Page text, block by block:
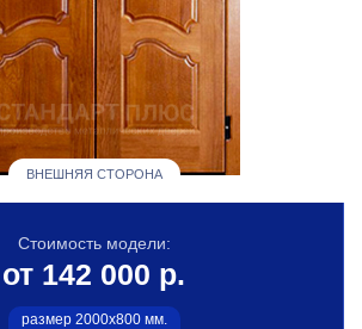
ВНЕШНЯЯ СТОРОНА
Стоимость модели:
от 142 000 р.
размер 2000х800 мм.